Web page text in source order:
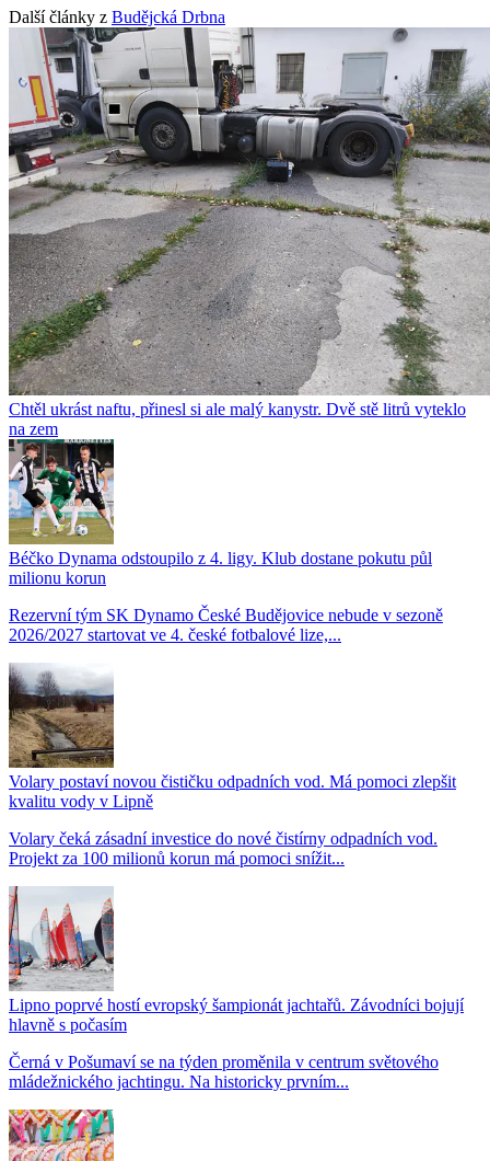
Další články z Budějcká Drbna
Chtěl ukrást naftu, přinesl si ale malý kanystr. Dvě stě litrů vyteklo
na zem
Béčko Dynama odstoupilo z 4. ligy. Klub dostane pokutu půl
milionu korun
Rezervní tým SK Dynamo České Budějovice nebude v sezoně
2026/2027 startovat ve 4. české fotbalové lize,...
Volary postaví novou čističku odpadních vod. Má pomoci zlepšit
kvalitu vody v Lipně
Volary čeká zásadní investice do nové čistírny odpadních vod.
Projekt za 100 milionů korun má pomoci snížit...
Lipno poprvé hostí evropský šampionát jachtařů. Závodníci bojují
hlavně s počasím
Černá v Pošumaví se na týden proměnila v centrum světového
mládežnického jachtingu. Na historicky prvním...